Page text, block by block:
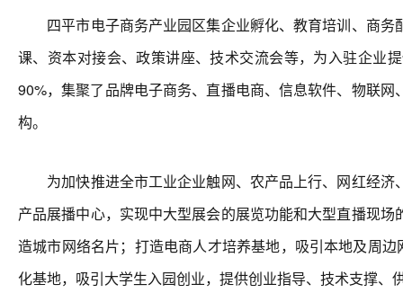
四平市电子商务产业园区集企业孵化、教育培训、商务
课、资本对接会、政策讲座、技术交流会等，为入驻企业
90%，集聚了品牌电子商务、直播电商、信息软件、物联
构。
为加快推进全市工业企业触网、农产品上行、网红经济
产品展播中心，实现中大型展会的展览功能和大型直播现
造城市网络名片；打造电商人才培养基地，吸引本地及周
化基地，吸引大学生入园创业，提供创业指导、技术支撑